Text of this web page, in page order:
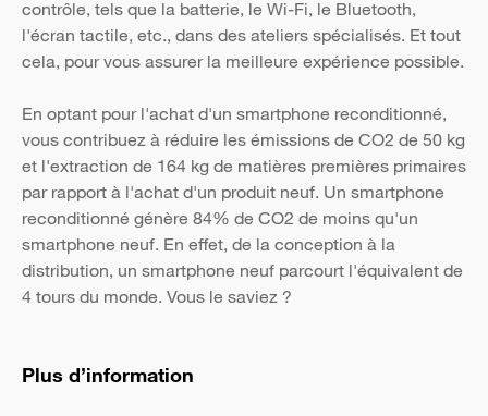
contrôle, tels que la batterie, le Wi-Fi, le Bluetooth,
l'écran tactile, etc., dans des ateliers spécialisés. Et tout
cela, pour vous assurer la meilleure expérience possible.
En optant pour l'achat d'un smartphone reconditionné,
vous contribuez à réduire les émissions de CO2 de 50 kg
et l'extraction de 164 kg de matières premières primaires
par rapport à l'achat d'un produit neuf. Un smartphone
reconditionné génère 84% de CO2 de moins qu'un
smartphone neuf. En effet, de la conception à la
distribution, un smartphone neuf parcourt l'équivalent de
4 tours du monde. Vous le saviez ?
Plus d’information